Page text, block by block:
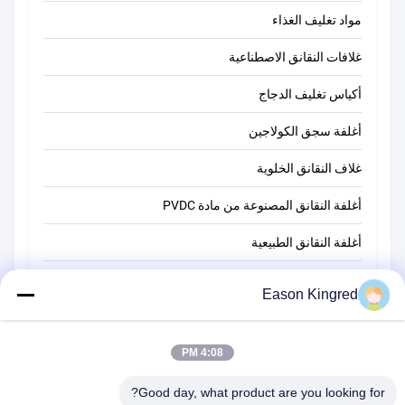
مواد تغليف الغذاء
غلافات النقانق الاصطناعية
أكياس تغليف الدجاج
أغلفة سجق الكولاجين
غلاف النقانق الخلوية
أغلفة النقانق المصنوعة من مادة PVDC
أغلفة النقانق الطبيعية
فيلم تغليف المواد الغذائية
Eason Kingred
4:08 PM
Good day, what product are you looking for?